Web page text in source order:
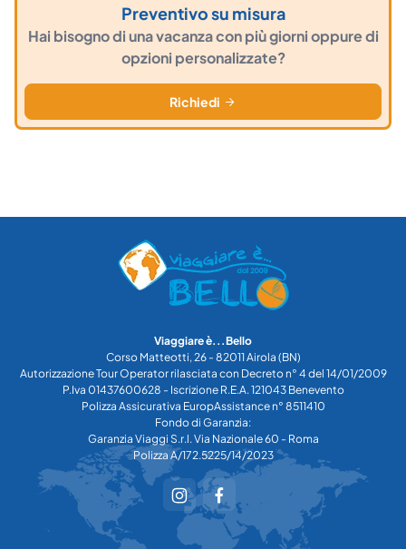
Preventivo su misura
Hai bisogno di una vacanza con più giorni oppure di
opzioni personalizzate?
Richiedi
Viaggiare è...Bello
Corso Matteotti, 26 - 82011 Airola (BN)
Autorizzazione Tour Operator rilasciata con Decreto n° 4 del 14/01/2009
P.Iva 01437600628 - Iscrizione R.E.A. 121043 Benevento
Polizza Assicurativa EuropAssistance n° 8511410
Fondo di Garanzia:
Garanzia Viaggi S.r.l. Via Nazionale 60 - Roma
Polizza A/172.5225/14/2023